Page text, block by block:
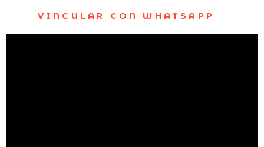
VINCULAR CON WHATSAPP